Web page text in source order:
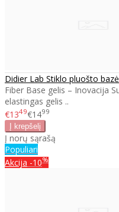
Didier Lab Stiklo pluošto
Fiber Base gelis – Inovacija
elastingas gelis ..
€1349€1499
Į norų sąrašą
Populiari
Akcija -10%